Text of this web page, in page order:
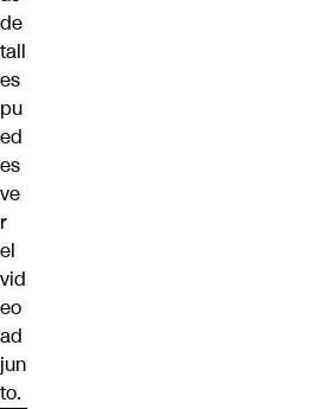
de
tall
es
pu
ed
es
ve
r
el
vid
eo
ad
jun
to.